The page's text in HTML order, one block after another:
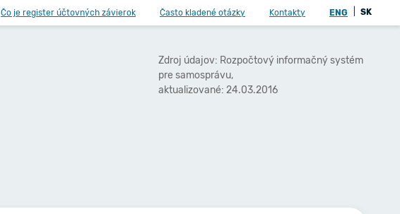
Čo je register účtovných závierok Často kladené otázky Kontakty ENG SK
Zdroj údajov: Rozpočtový informačný systém
pre samosprávu,
aktualizované: 24.03.2016